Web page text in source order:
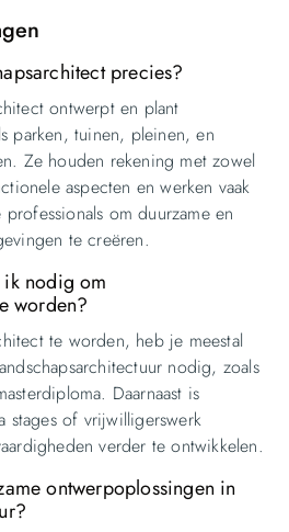
precies?
ontwerpt en plant
parken, tuinen, pleinen, en
Ze houden rekening met zowel
aspecten en werken vaak
professionals om duurzame en
te creëren.
nodig om
worden?
te worden, heb je meestal
nodig, zoals
Daarnaast is
stages of vrijwilligerswerk
verder te ontwikkelen.
ontwerpoplossingen in